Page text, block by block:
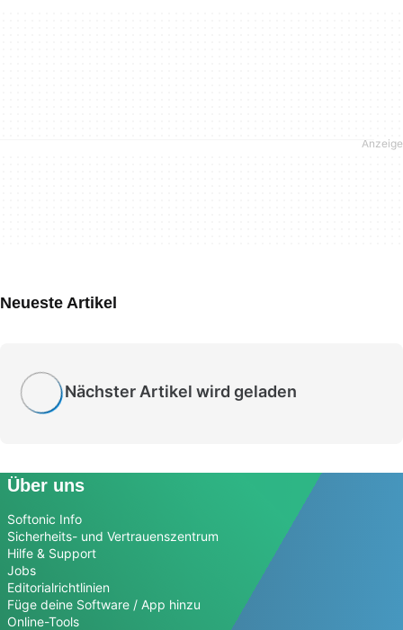
Neueste Artikel
Nächster Artikel wird geladen
Über uns
Softonic Info
Sicherheits- und Vertrauenszentrum
Hilfe & Support
Jobs
Editorialrichtlinien
Füge deine Software / App hinzu
Online-Tools